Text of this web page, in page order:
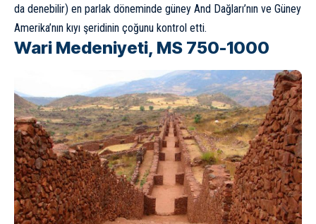
da denebilir) en parlak döneminde güney And Dağları’nın ve Güney
Amerika’nın kıyı şeridinin çoğunu kontrol etti.
Wari Medeniyeti, MS 750-1000